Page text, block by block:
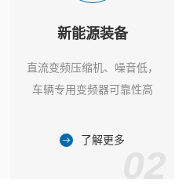
新能源装备
直流变频压缩机、噪音低，
车辆专用变频器可靠性高
了解更多